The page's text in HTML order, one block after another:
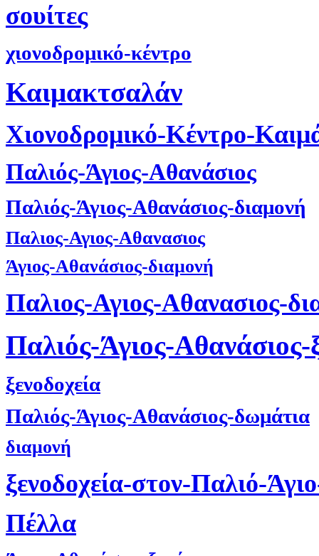
σουίτες
χιονοδρομικό-κέντρο
Καιμακτσαλάν
Χιονοδρομικό-Κέντρο-
Παλιός-Άγιος-Αθανάσιος
Παλιός-Άγιος-Αθανάσιος-διαμονή
Παλιος-Αγιος-Αθανασιος
Άγιος-Αθανάσιος-διαμονή
Παλιος-Αγιος-Αθανασιος-
Παλιός-Άγιος-Αθανάσιος-
ξενοδοχεία
Παλιός-Άγιος-Αθανάσιος-δωμάτια
διαμονή
ξενοδοχεία-στον-Παλιό-
Πέλλα